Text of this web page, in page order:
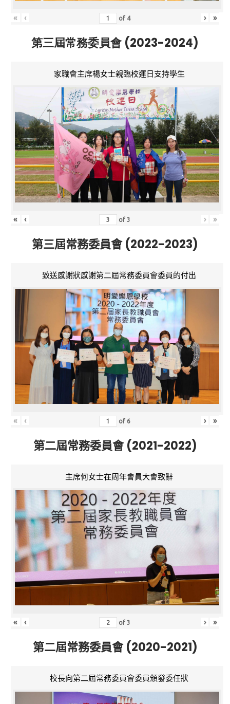
« ‹ of 4 › »
第三屆常務委員會 (2023-2024)
家職會主席楊女士親臨校運日支持學生
« ‹ of3 › »
第三屆常務委員會 (2022-2023)
致送感謝狀感謝第二屆常務委員會委員的付出
« ‹ of 6 › »
第二屆常務委員會 (2021-2022)
主席何女士在周年會員大會致辭
« ‹ of3 › »
第二屆常務委員會 (2020-2021)
校長向第二屆常務委員會委員頒發委任狀